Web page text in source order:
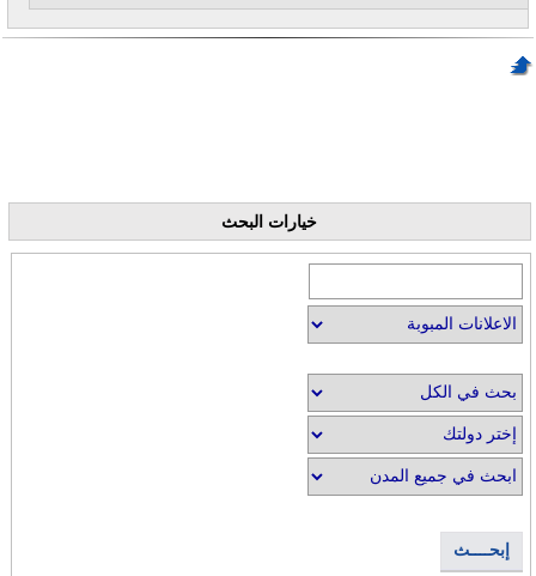
خيارات البحث
إبحــــث